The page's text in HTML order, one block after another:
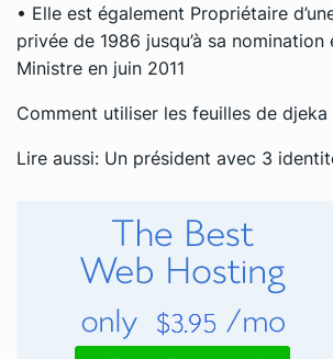
• Elle est également Propriétaire
privée de 1986 jusqu’à sa
Ministre en juin 2011
Comment utiliser les feuilles de djeka
Lire aussi: Un président avec 3